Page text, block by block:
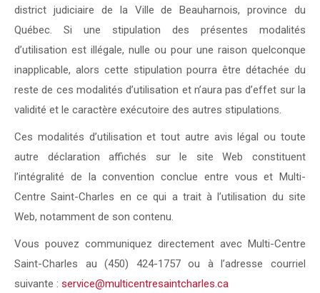
district judiciaire de la Ville de Beauharnois, province du
Québec. Si une stipulation des présentes modalités
d’utilisation est illégale, nulle ou pour une raison quelconque
inapplicable, alors cette stipulation pourra être détachée du
reste de ces modalités d’utilisation et n’aura pas d’effet sur la
validité et le caractère exécutoire des autres stipulations.
Ces modalités d’utilisation et tout autre avis légal ou toute
autre déclaration affichés sur le site Web constituent
l’intégralité de la convention conclue entre vous et Multi-
Centre Saint-Charles en ce qui a trait à l’utilisation du site
Web, notamment de son contenu.
Vous pouvez communiquez directement avec Multi-Centre
Saint-Charles au (450) 424-1757 ou à l’adresse courriel
suivante : service@multicentresaintcharles.ca